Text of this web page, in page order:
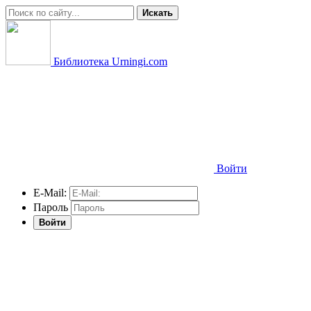
Искать
Библиотека Urningi.com
Войти
E-Mail:
Пароль
Войти